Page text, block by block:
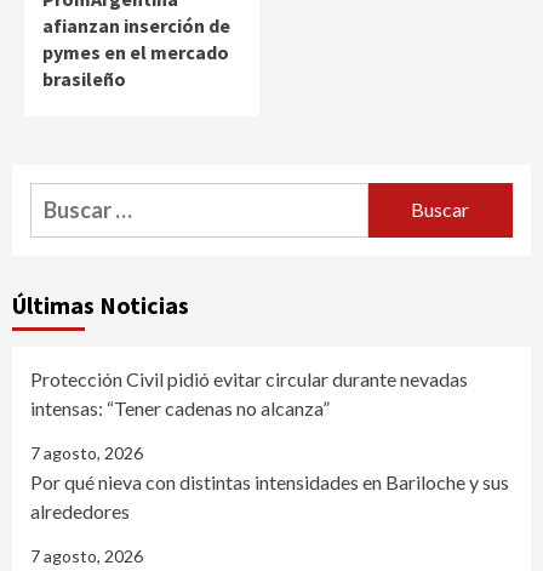
afianzan inserción de
pymes en el mercado
brasileño
Buscar:
Últimas Noticias
Protección Civil pidió evitar circular durante nevadas
intensas: “Tener cadenas no alcanza”
7 agosto, 2026
Por qué nieva con distintas intensidades en Bariloche y sus
alrededores
7 agosto, 2026